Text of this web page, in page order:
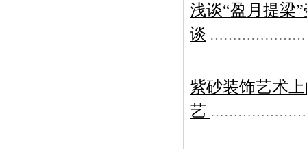
浅谈“盈月提梁
谈
紫砂装饰艺术
艺